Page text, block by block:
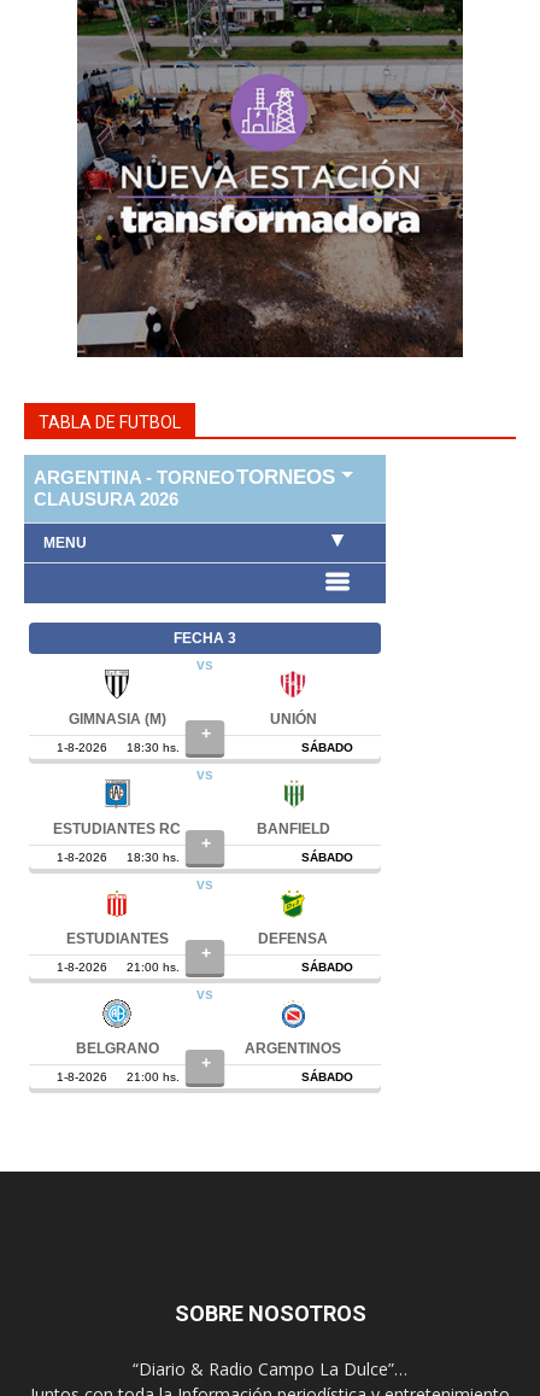
TABLA DE FUTBOL
SOBRE NOSOTROS
“Diario & Radio Campo La Dulce”…